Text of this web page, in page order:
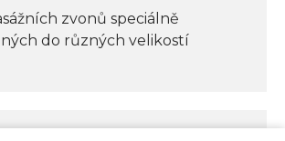
zvonů speciálně
do různých velikostí